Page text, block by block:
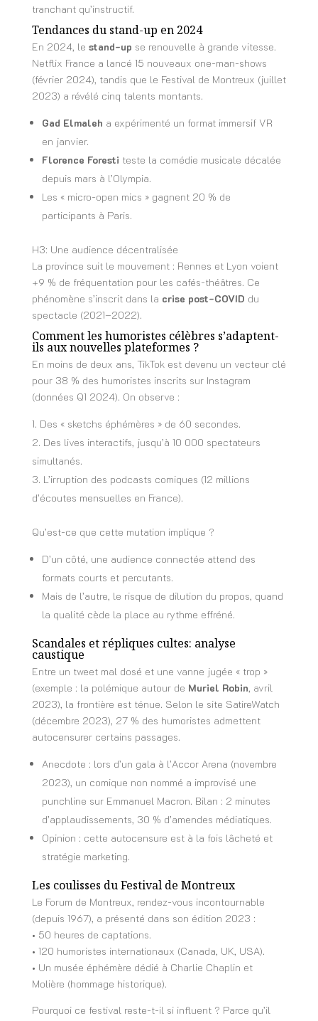
tranchant qu’instructif.
Tendances du stand-up en 2024
En 2024, le stand-up se renouvelle à grande vitesse.
Netflix France a lancé 15 nouveaux one-man-shows
(février 2024), tandis que le Festival de Montreux (juillet
2023) a révélé cinq talents montants.
Gad Elmaleh a expérimenté un format immersif VR
en janvier.
Florence Foresti teste la comédie musicale décalée
depuis mars à l’Olympia.
Les « micro-open mics » gagnent 20 % de
participants à Paris.
H3: Une audience décentralisée
La province suit le mouvement : Rennes et Lyon voient
+9 % de fréquentation pour les cafés-théâtres. Ce
phénomène s’inscrit dans la crise post-COVID du
spectacle (2021–2022).
Comment les humoristes célèbres s’adaptent-
ils aux nouvelles plateformes ?
En moins de deux ans, TikTok est devenu un vecteur clé
pour 38 % des humoristes inscrits sur Instagram
(données Q1 2024). On observe :
Des « sketchs éphémères » de 60 secondes.
Des lives interactifs, jusqu’à 10 000 spectateurs
simultanés.
L’irruption des podcasts comiques (12 millions
d’écoutes mensuelles en France).
Qu’est-ce que cette mutation implique ?
D’un côté, une audience connectée attend des
formats courts et percutants.
Mais de l’autre, le risque de dilution du propos, quand
la qualité cède la place au rythme effréné.
Scandales et répliques cultes: analyse
caustique
Entre un tweet mal dosé et une vanne jugée « trop »
(exemple : la polémique autour de Muriel Robin, avril
2023), la frontière est ténue. Selon le site SatireWatch
(décembre 2023), 27 % des humoristes admettent
autocensurer certains passages.
Anecdote : lors d’un gala à l’Accor Arena (novembre
2023), un comique non nommé a improvisé une
punchline sur Emmanuel Macron. Bilan : 2 minutes
d’applaudissements, 30 % d’amendes médiatiques.
Opinion : cette autocensure est à la fois lâcheté et
stratégie marketing.
Les coulisses du Festival de Montreux
Le Forum de Montreux, rendez-vous incontournable
(depuis 1967), a présenté dans son édition 2023 :
• 50 heures de captations.
• 120 humoristes internationaux (Canada, UK, USA).
• Un musée éphémère dédié à Charlie Chaplin et
Molière (hommage historique).
Pourquoi ce festival reste-t-il si influent ? Parce qu’il